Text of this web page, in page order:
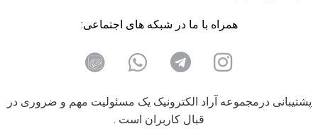
همراه با ما در شبکه های اجتماعی:
پشتیبانی درمجموعه آراد الکترونیک یک مسئولیت مهم و ضروری در
قبال کاربران است .